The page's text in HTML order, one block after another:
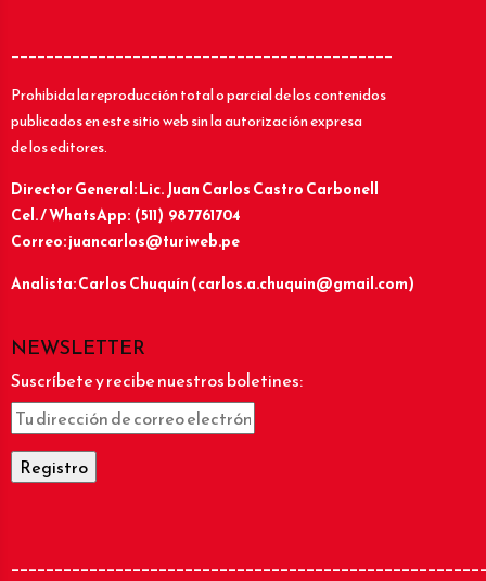
____________________________________________
Prohibida la reproducción total o parcial de los contenidos
publicados en este sitio web sin la autorización expresa
de los editores.
Director General: Lic.Juan Carlos Castro Carbonell
Cel. / WhatsApp: (511) 987761704
Correo: juancarlos@turiweb.pe
Analista: Carlos Chuquín (carlos.a.chuquin@gmail.com)
NEWSLETTER
Suscríbete y recibe nuestros boletines: